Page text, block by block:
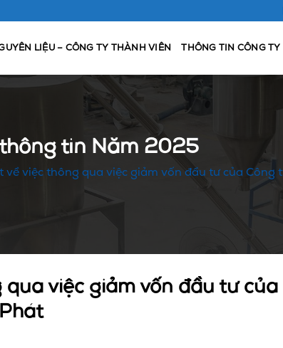
LIỆU – CÔNG TY THÀNH VIÊN THÔNG TIN CÔNG TY
tin Năm 2025
về việc thông qua việc giảm vốn đầu tư của Công
qua việc giảm vốn đầu tư của